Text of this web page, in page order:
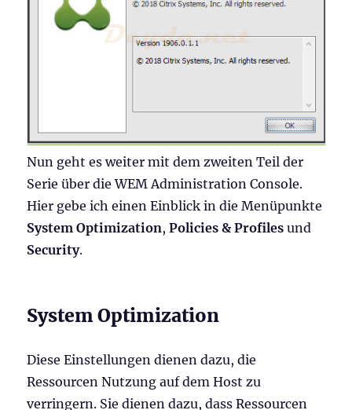
Nun geht es weiter mit dem zweiten Teil der
Serie über die WEM Administration Console.
Hier gebe ich einen Einblick in die Menüpunkte
System Optimization,Policies & Profiles und
Security.
System Optimization
Diese Einstellungen dienen dazu, die
Ressourcen Nutzung auf dem Host zu
verringern. Sie dienen dazu, dass Ressourcen